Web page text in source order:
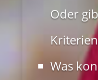
Oder
Was